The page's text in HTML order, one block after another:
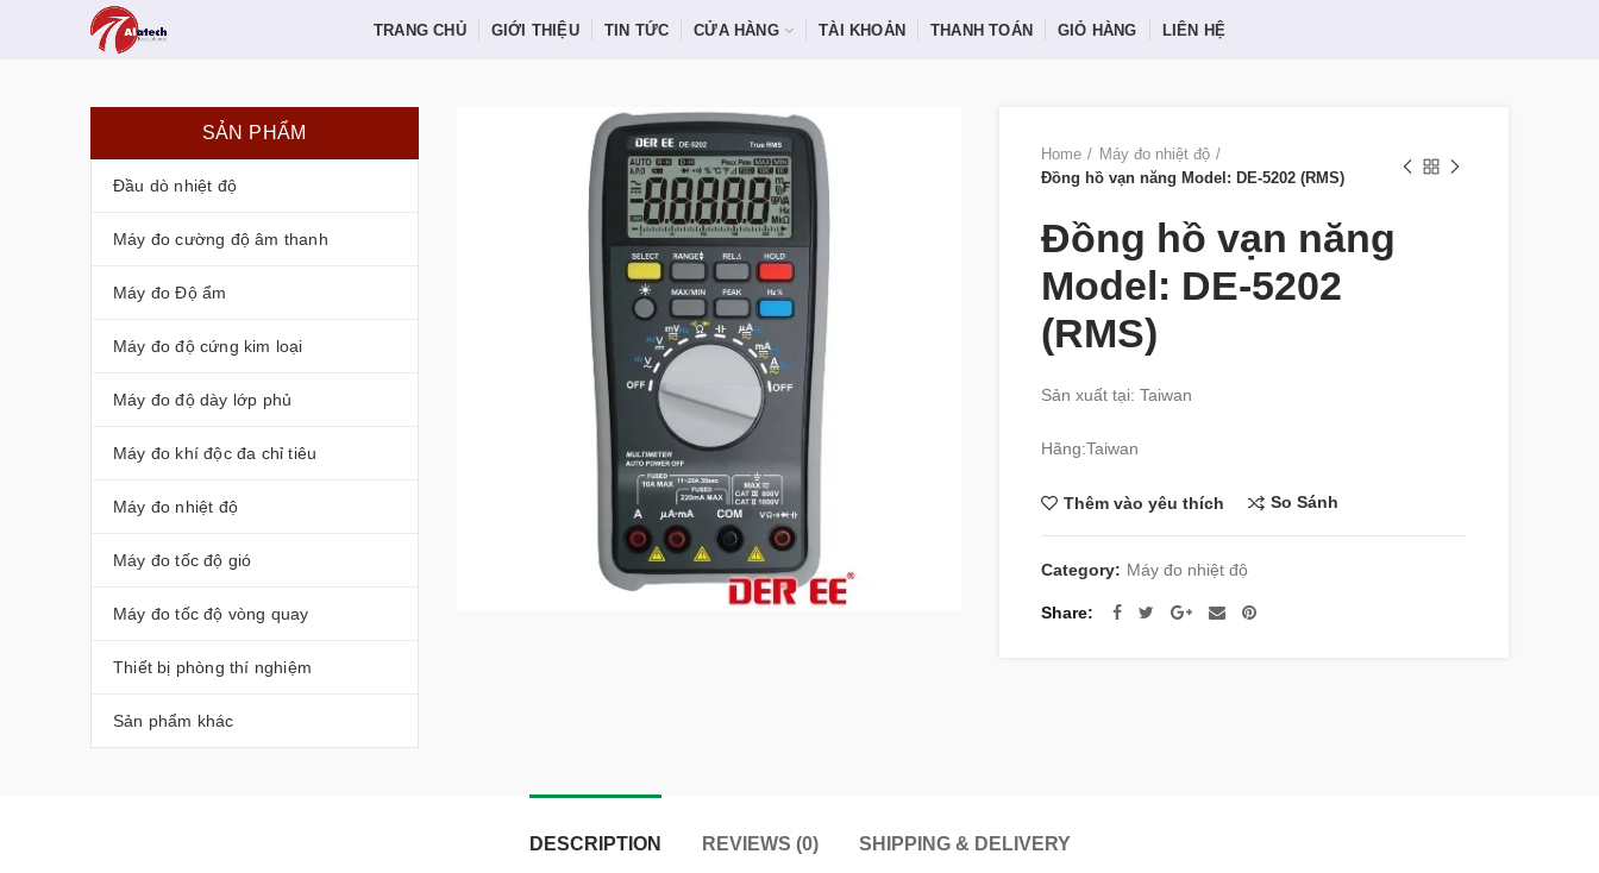
TRANG CHỦ GIỚI THIỆU TIN TỨC CỬA HÀNG TÀI KHOẢN THANH TOÁN GIỎ HÀNG LIÊN HỆ
Home
Máy đo nhiệt độ
Đồng hồ vạn năng Model: DE-5202 (RMS)
Đồng hồ vạn năng
Model: DE-5202
(RMS)
Sản xuất tại: Taiwan
Hãng:Taiwan
Thêm vào yêu thích So Sánh
Category: Máy đo nhiệt độ
Share
SẢN PHẨM
Đầu dò nhiệt độ
Máy đo cường độ âm thanh
Máy đo Độ ẩm
Máy đo độ cứng kim loại
Máy đo độ dày lớp phủ
Máy đo khí độc đa chỉ tiêu
Máy đo nhiệt độ
Máy đo tốc độ gió
Máy đo tốc độ vòng quay
Thiết bị phòng thí nghiệm
Sản phẩm khác
DESCRIPTION REVIEWS (0) SHIPPING & DELIVERY